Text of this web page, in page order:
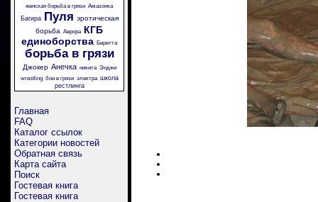
женская борьба в грязи Амазонка
Багира Пуля эротическая
борьба Аврора КГБ
единоборства Беретта
борьба в грязи
Джокер Анечка никита Энджи
wrestling бои в грязи электра школа
рестлинга
Главная
FAQ
Каталог ссылок
Категории новостей
Обратная связь
Карта сайта
Поиск
Гостевая книга
Гостевая книга